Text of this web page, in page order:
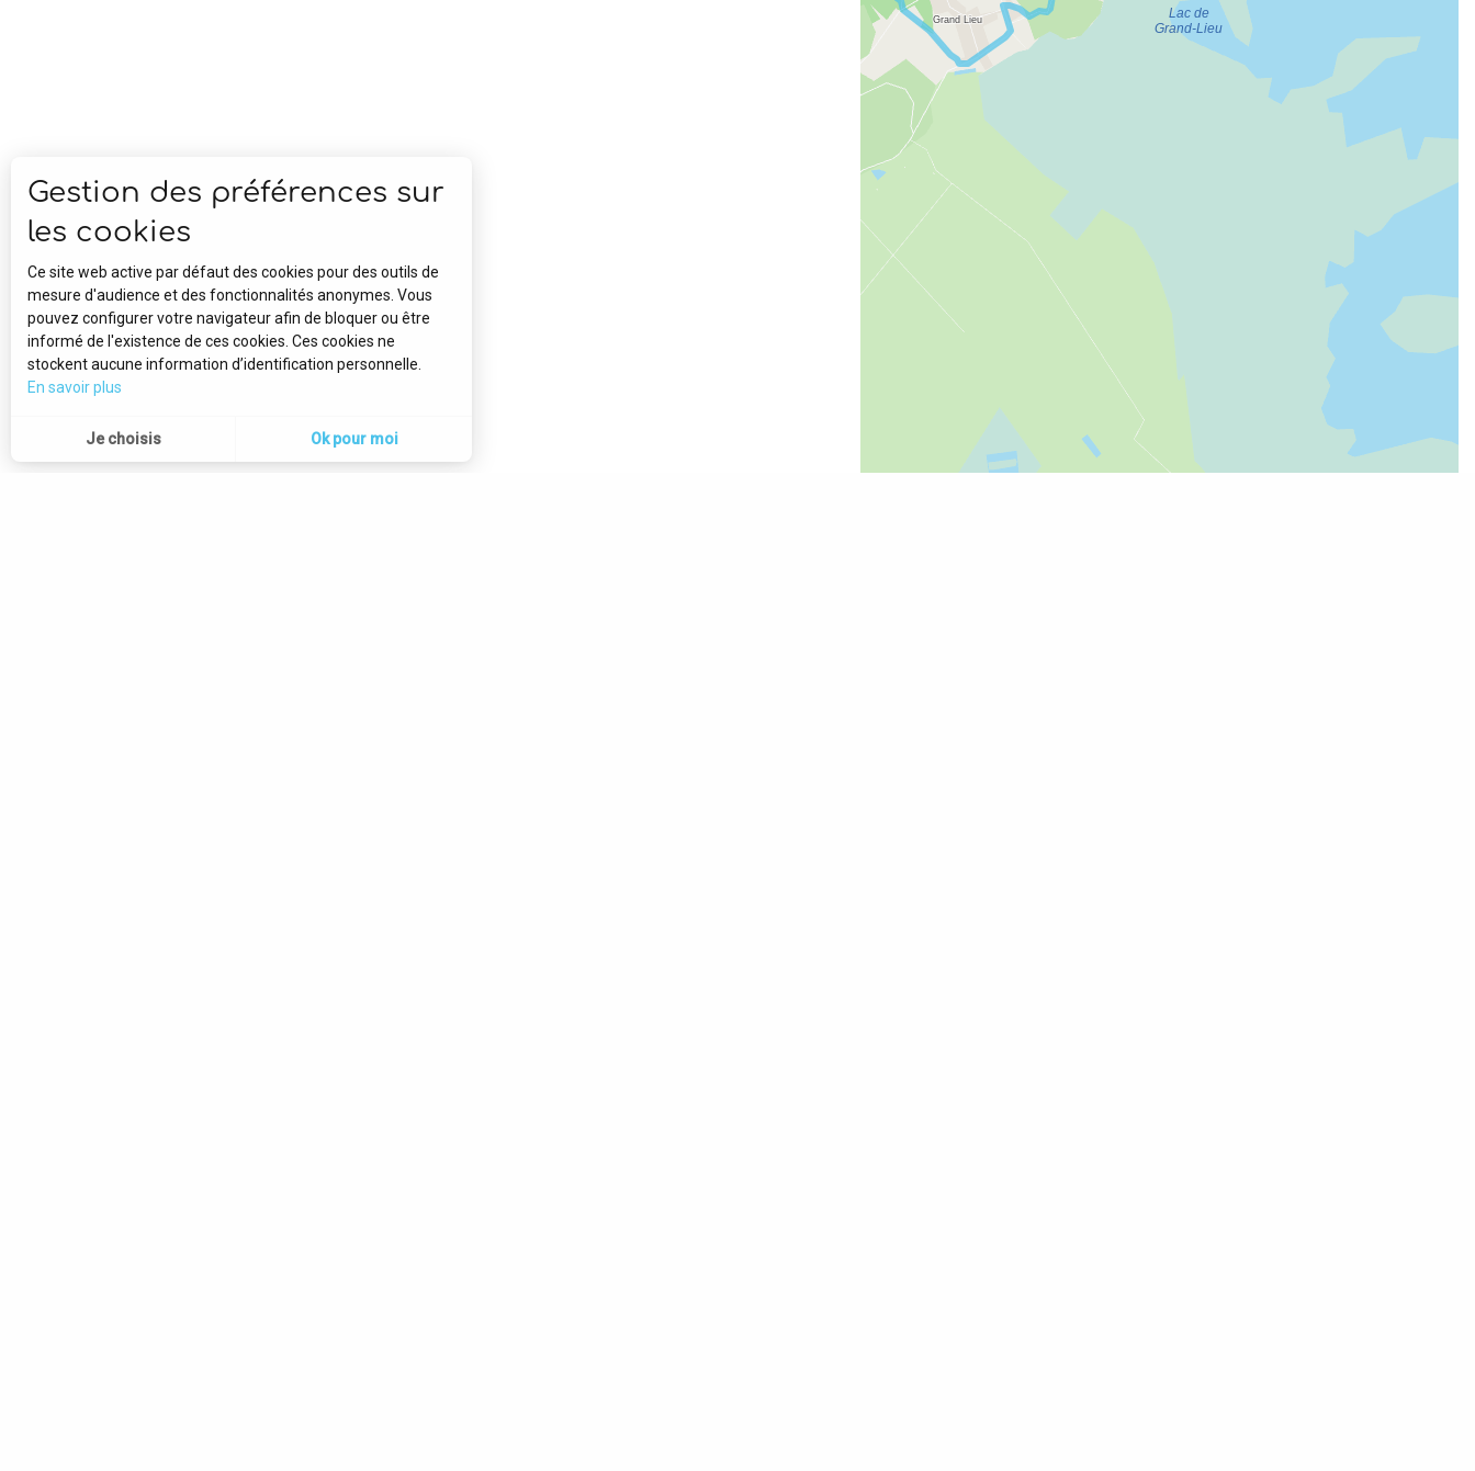
Gestion des préférences sur
les cookies
Ce site web active par défaut des cookies pour des outils de
mesure d'audience et des fonctionnalités anonymes. Vous
pouvez configurer votre navigateur afin de bloquer ou être
informé de l'existence de ces cookies. Ces cookies ne
stockent aucune information d’identification personnelle.
En savoir plus
Je choisis Ok pour moi